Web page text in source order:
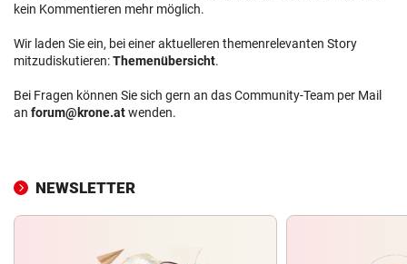
kein Kommentieren mehr möglich.
Wir laden Sie ein, bei einer aktuelleren themenrelevanten Story
mitzudiskutieren:Themenübersicht.
Bei Fragen können Sie sich gern an das Community-Team per Mail
an forum@krone.atwenden.
NEWSLETTER